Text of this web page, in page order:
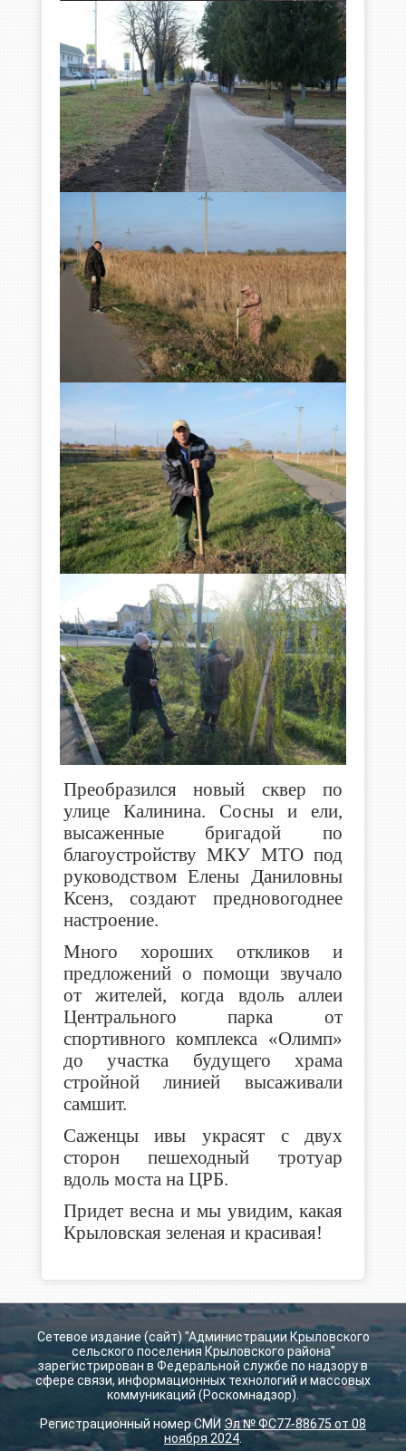
Преобразился новый сквер по
улице Калинина. Сосны и ели,
высаженные бригадой по
благоустройству МКУ МТО под
руководством Елены Даниловны
Ксенз, создают предновогоднее
настроение.
Много хороших откликов и
предложений о помощи звучало
от жителей, когда вдоль аллеи
Центрального парка от
спортивного комплекса «Олимп»
до участка будущего храма
стройной линией высаживали
самшит.
Саженцы ивы украсят с двух
сторон пешеходный тротуар
вдоль моста на ЦРБ.
Придет весна и мы увидим, какая
Крыловская зеленая и красивая!
Сетевое издание (сайт) "Администрации Крыловского
сельского поселения Крыловского района"
зарегистрирован в Федеральной службе по надзору в
сфере связи, информационных технологий и массовых
коммуникаций (Роскомнадзор).
Регистрационный номер СМИ Эл № ФС77-88675 от 08
ноября 2024